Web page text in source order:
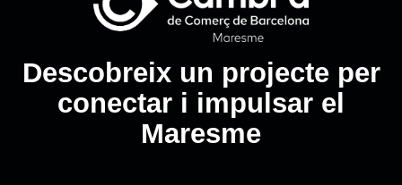
Descobreix un projecte per
conectar i impulsar el
Maresme